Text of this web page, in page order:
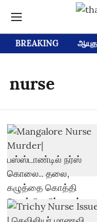
BREAKING
nurse